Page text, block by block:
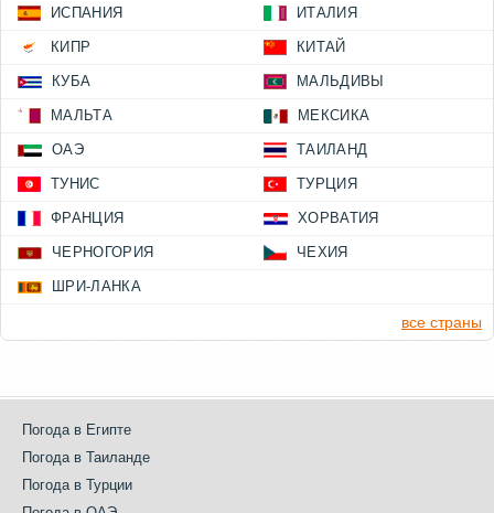
ИСПАНИЯ ИТАЛИЯ
КИПР КИТАЙ
КУБА МАЛЬДИВЫ
МАЛЬТА МЕКСИКА
ОАЭ ТАИЛАНД
ТУНИС ТУРЦИЯ
ФРАНЦИЯ ХОРВАТИЯ
ЧЕРНОГОРИЯ ЧЕХИЯ
ШРИ-ЛАНКА
все страны
Погода в Египте
Погода в Таиланде
Погода в Турции